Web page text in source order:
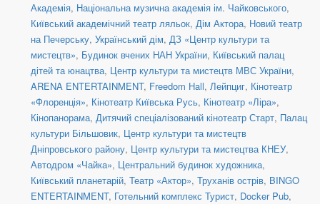
Академія, Національна музична академія ім. Чайковського,
Київський академічний театр ляльок, Дім Актора, Новий театр
на Печерську, Український дім, ДЗ «Центр культури та
мистецтв», Будинок вчених НАН України, Київський палац
дітей та юнацтва, Центр культури та мистецтв МВС України,
ARENA ENTERTAINMENT, Freedom Hall, Лейпциг, Кінотеатр
«Флоренція», Кінотеатр Київська Русь, Кінотеатр «Ліра»,
Кінопанорама, Дитячий спеціалізований кінотеатр Старт, Палац
культури Більшовик, Центр культури та мистецтв
Дніпровського району, Центр культури та мистецтва КНЕУ,
Автодром «Чайка», Центральний будинок художника,
Київський планетарій, Театр «Актор», Труханів острів, BINGO
ENTERTAINMENT, Готельний комплекс Турист, Docker Pub,